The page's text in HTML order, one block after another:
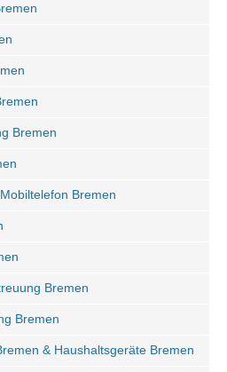
Bremen
Bremen
Bremen
Bremen
& Haushaltsgeräte Bremen